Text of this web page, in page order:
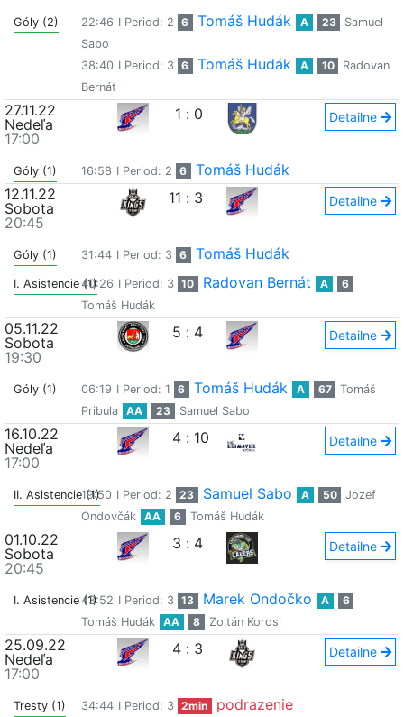
Góly (2) 22:46 I Period: 2 6 Tomáš Hudák A 23
Samuel
Sabo
38:40 I Period: 3 6 Tomáš Hudák A 10
Radovan
Bernát
27.11.22
Nedeľa
17:00
1 : 0 Detailne
Góly (1) 16:58 I Period: 2 6
Tomáš Hudák
12.11.22
Sobota
20:45
11 : 3 Detailne
Góly (1) 31:44 I Period: 3 6 Tomáš Hudák
I. Asistencie (1)40:26 I Period: 3 10 Radovan Bernát A
6
Tomáš Hudák
05.11.22
Sobota
19:30
5 : 4 Detailne
Góly (1) 06:19 I Period: 1 6 Tomáš Hudák A 67
Tomáš
Pribula
AA 23 Samuel Sabo
16.10.22
Nedeľa
17:00
4 : 10 Detailne
II. Asistencie (1)
19:50 I Period: 2 23 Samuel Sabo A 50
Jozef
Ondovčák
AA 6 Tomáš Hudák
01.10.22
Sobota
20:45
3 : 4 Detailne
I. Asistencie (1)43:52 I Period: 3 13 Marek Ondočko A
6
Tomáš Hudák
AA 8 Zoltán Korosi
25.09.22
Nedeľa
17:00
4 : 3 Detailne
Tresty (1) 34:44 I Period: 3 2min podrazenie